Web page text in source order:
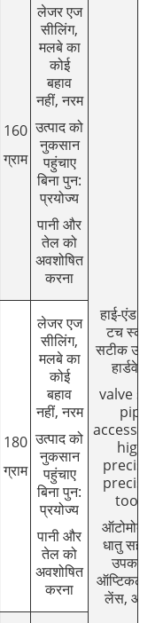
160
ग्राम
लेजर एज
सीलिंग,
मलबे का
कोई
बहाव
नहीं, नरम
उत्पाद को
नुकसान
पहुंचाए
बिना पुन:
प्रयोज्य
पानी और
तेल को
अवशोषित
करना
हाई-एंड
टच स्क्रीन
सटीक
हार्डवेयर,
valve
pipe
high-
tools,
धातु
उपकरण,
ऑप्टिकल
लेंस, आदि।
180
ग्राम
लेजर एज
सीलिंग,
मलबे का
कोई
बहाव
नहीं, नरम
उत्पाद को
नुकसान
पहुंचाए
बिना पुन:
प्रयोज्य
पानी और
तेल को
अवशोषित
करना